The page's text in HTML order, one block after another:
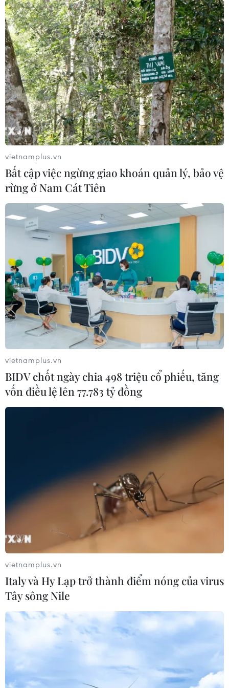
vietnamplus.vn
Bất cập việc ngừng giao khoán quản lý, bảo vệ
rừng ở Nam Cát Tiên
vietnamplus.vn
BIDV chốt ngày chia 498 triệu cổ phiếu, tăng
vốn điều lệ lên 77.783 tỷ đồng
vietnamplus.vn
Italy và Hy Lạp trở thành điểm nóng của virus
Tây sông Nile